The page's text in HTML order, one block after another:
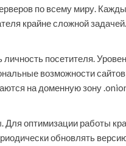
по всему миру.
крайне сложной
посетителя.
возможности
на доменную зону
оптимизации работы
обновлять